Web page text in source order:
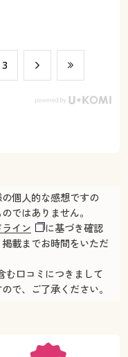
​3
個人的な感想ですの
ではありません。
イン
に基づき確認
載までお時間をいただ
む口コミにつきまして
で、ご了承ください。